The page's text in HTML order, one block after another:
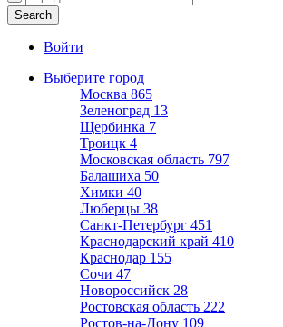
Войти
Выберите город
Москва 865
Зеленоград 13
Щербинка 7
Троицк 4
Московская область 797
Балашиха 50
Химки 40
Люберцы 38
Санкт-Петербург 451
Краснодарский край 410
Краснодар 155
Сочи 47
Новороссийск 28
Ростовская область 222
Ростов-на-Дону 109